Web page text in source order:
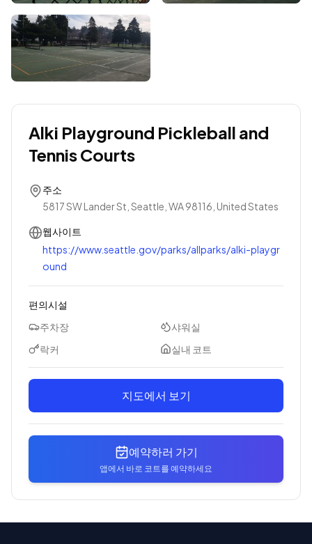
Alki Playground Pickleball and
Tennis Courts
주소
5817 SW Lander St, Seattle, WA 98116, United States
웹사이트
https://www.seattle.gov/parks/allparks/alki-playgr
ound
편의시설
주차장
샤워실
락커
실내 코트
지도에서 보기
예약하러 가기
앱에서 바로 코트를 예약하세요